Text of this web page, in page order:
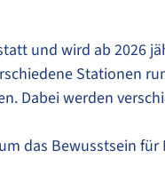
und wird ab 2026
Stationen
Dabei werden
das Bewusstsein für